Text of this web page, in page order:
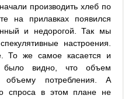
производить хлеб по
на прилавках появился
и недорогой. Так мы
настроения.
То же самое касается и
было видно, что объем
объему потребления. А
спроса в этом плане не